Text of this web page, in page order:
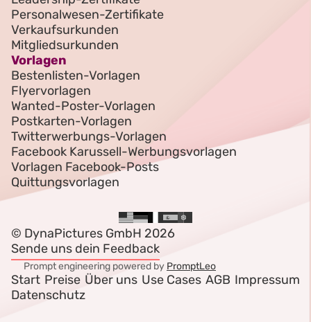
Personalwesen-Zertifikate
Verkaufsurkunden
Mitgliedsurkunden
Vorlagen
Bestenlisten-Vorlagen
Flyervorlagen
Wanted-Poster-Vorlagen
Postkarten-Vorlagen
Twitterwerbungs-Vorlagen
Facebook Karussell-Werbungsvorlagen
Vorlagen Facebook-Posts
Quittungsvorlagen
© DynaPictures GmbH 2026
Sende uns dein Feedback
Prompt engineering powered by PromptLeo
Start Preise Über uns Use Cases AGB Impressum
Datenschutz